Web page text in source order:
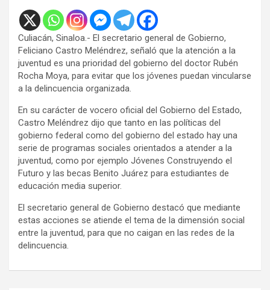
Culiacán, Sinaloa.- El secretario general de Gobierno,
Feliciano Castro Meléndrez, señaló que la atención a la
juventud es una prioridad del gobierno del doctor Rubén
Rocha Moya, para evitar que los jóvenes puedan vincularse
a la delincuencia organizada.
En su carácter de vocero oficial del Gobierno del Estado,
Castro Meléndrez dijo que tanto en las políticas del
gobierno federal como del gobierno del estado hay una
serie de programas sociales orientados a atender a la
juventud, como por ejemplo Jóvenes Construyendo el
Futuro y las becas Benito Juárez para estudiantes de
educación media superior.
El secretario general de Gobierno destacó que mediante
estas acciones se atiende el tema de la dimensión social
entre la juventud, para que no caigan en las redes de la
delincuencia.